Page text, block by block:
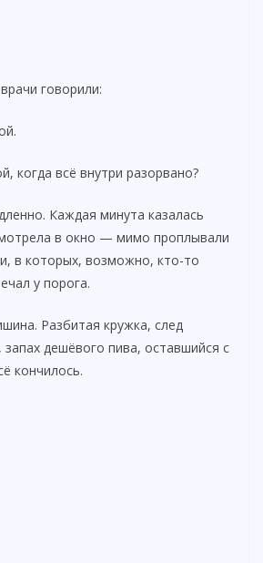
говорили:
когда всё внутри разорвано?
Каждая минута казалась
в окно — мимо проплывали
в которых, возможно, кто-то
у порога.
Разбитая кружка, след
запах дешёвого пива, оставшийся с
кончилось.